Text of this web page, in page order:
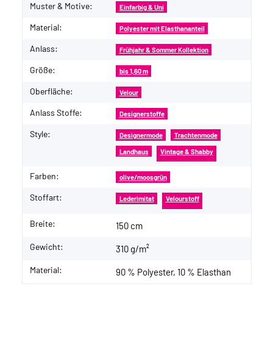
Muster & Motive: Einfarbig & Uni
Material: Polyester mit Elasthananteil
Anlass: Frühjahr & Sommer Kollektion
Größe: bis 1,60 m
Oberfläche: Velour
Anlass Stoffe: Designerstoffe
Style: Designermode Trachtenmode
Landhaus Vintage & Shabby
Farben: olive/moosgrün
Stoffart: Lederimitat Velourstoff
Breite: 150 cm
Gewicht: 310 g/m²
Material: 90 % Polyester, 10 % Elasthan